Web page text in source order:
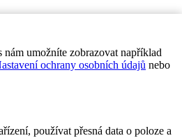
umožníte zobrazovat například
ochrany osobních údajů nebo
používat přesná data o poloze a